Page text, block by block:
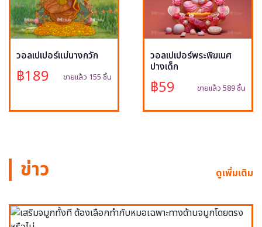
วอลเปเปอร์แม่นางกวัก
฿189 ขายแล้ว 155 ชิ้น
วอลเปเปอร์พระพิฆเนศ
ปางเด็ก
฿59 ขายแล้ว 589 ชิ้น
ข่าว ดูเพิ่มเติม